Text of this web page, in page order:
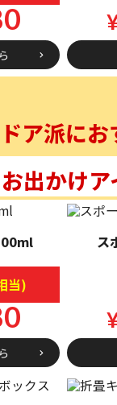
ア派にお
出かけア
当)
ス